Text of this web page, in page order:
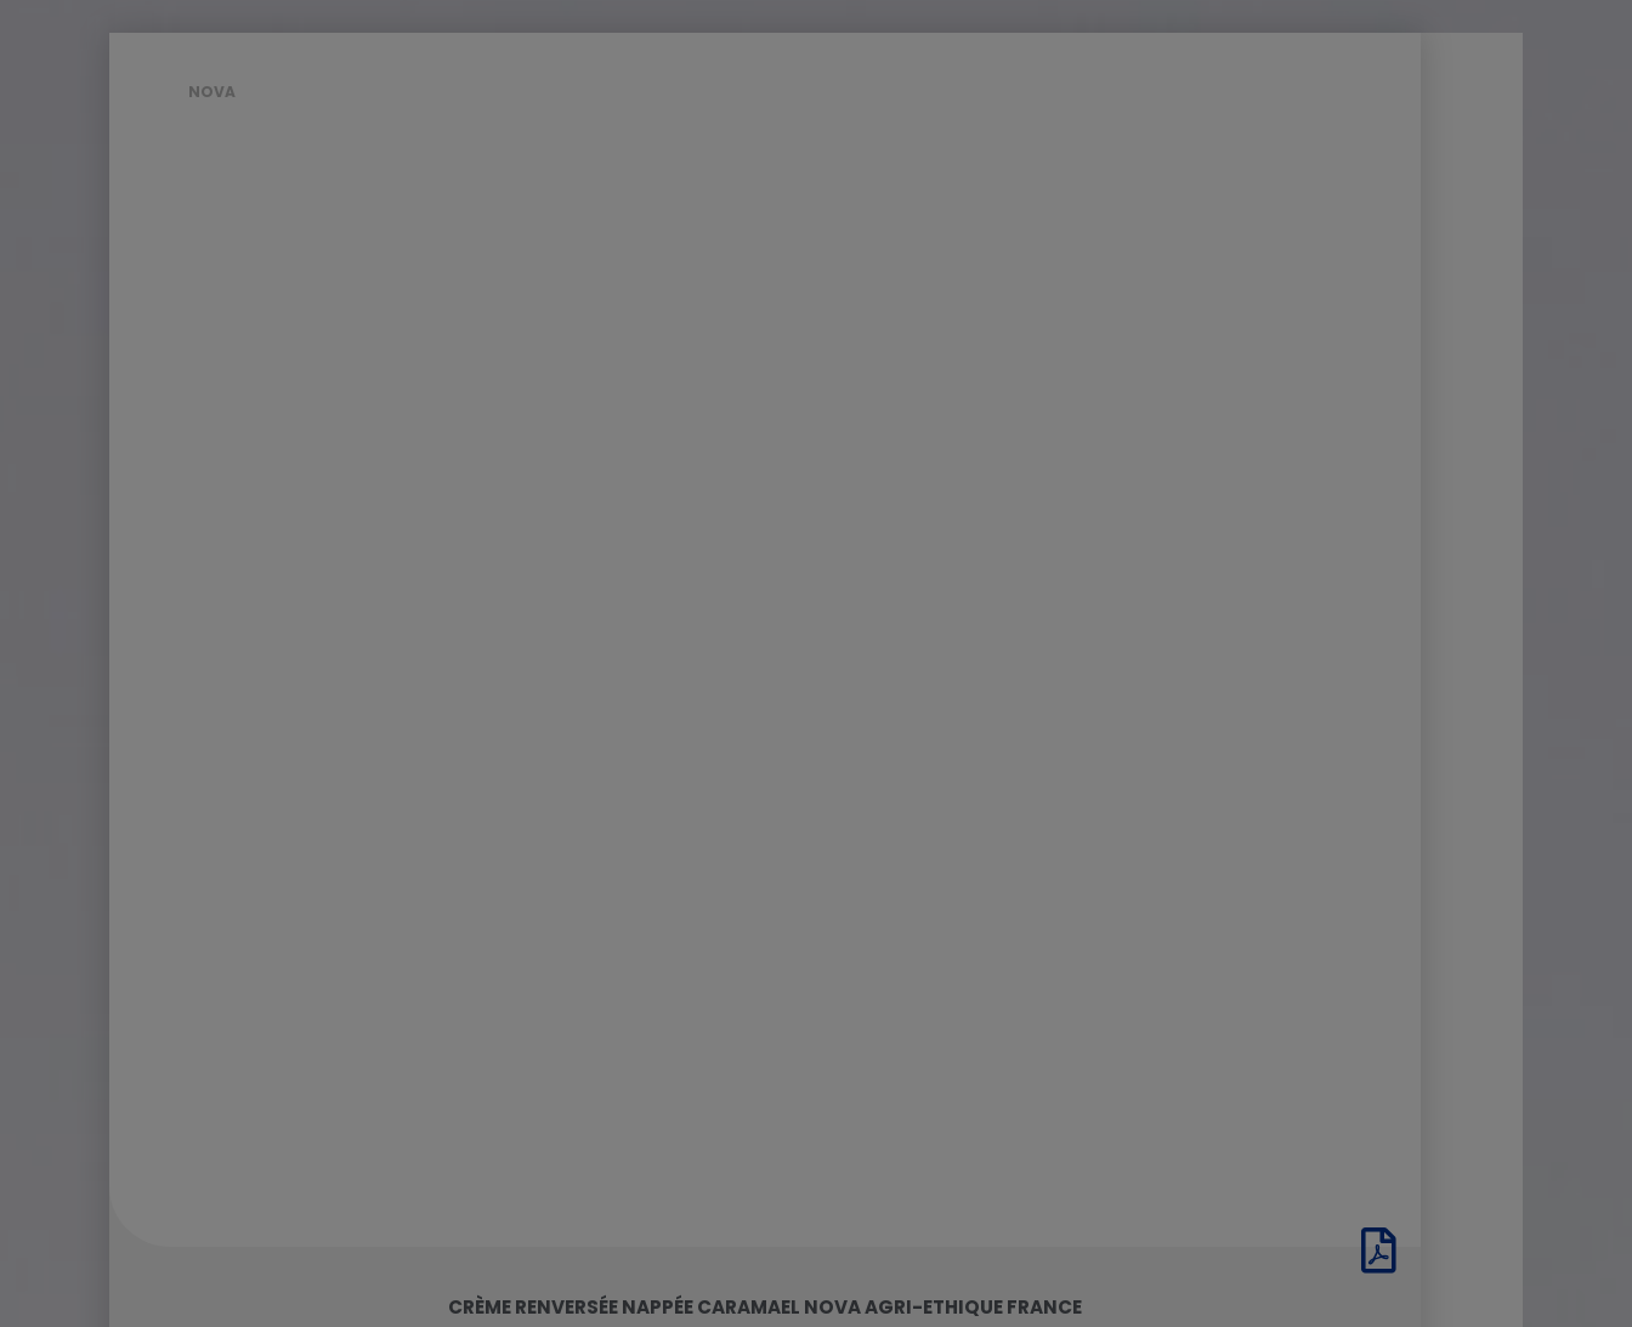
NOVA
CRÈME RENVERSÉE NAPPÉE CARAMAEL NOVA AGRI-ETHIQUE FRANCE